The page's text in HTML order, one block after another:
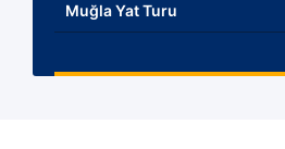
Muğla Yat Turu